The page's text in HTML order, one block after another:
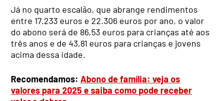
Já no quarto escalão, que abrange rendimentos
entre 17.233 euros e 22.306 euros por ano, o valor
do abono será de 86,53 euros para crianças até aos
três anos e de 43,81 euros para crianças e jovens
acima dessa idade.
Recomendamos:Abono de família: veja os
valores para 2025 e saiba como pode receber